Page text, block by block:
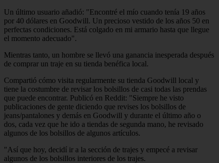
Un último usuario añadió: "Encontré el mío cuando tenía 19 años
por 40 dólares en Goodwill. Un precioso vestido de los años 50 en
perfectas condiciones. Está colgado en mi armario hasta que llegue
el momento adecuado".
Mientras tanto, un hombre se llevó una ganancia inesperada después
de comprar un traje en su tienda benéfica local.
Compartió cómo visita regularmente su tienda Goodwill local y
tiene la costumbre de revisar los bolsillos de casi todas las prendas
que puede encontrar. Publicó en Reddit: "Siempre he visto
publicaciones de gente diciendo que revises los bolsillos de
jeans/pantalones y demás en Goodwill y durante el último año o
dos, cada vez que he ido a tiendas de segunda mano, he revisado
algunos de los bolsillos de algunos artículos.
"Así que hoy, decidí ir a la sección de trajes y empecé a revisar
algunos de los bolsillos interiores de los trajes.